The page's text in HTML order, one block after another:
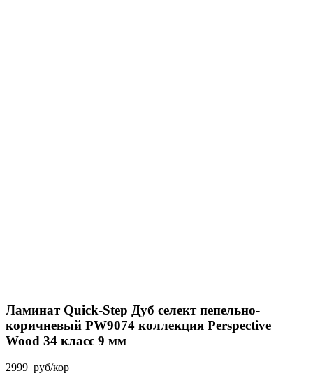
Ламинат Quick-Step Дуб селект пепельно-
коричневый PW9074 коллекция Perspective
Wood 34 класс 9 мм
2999 руб/кор